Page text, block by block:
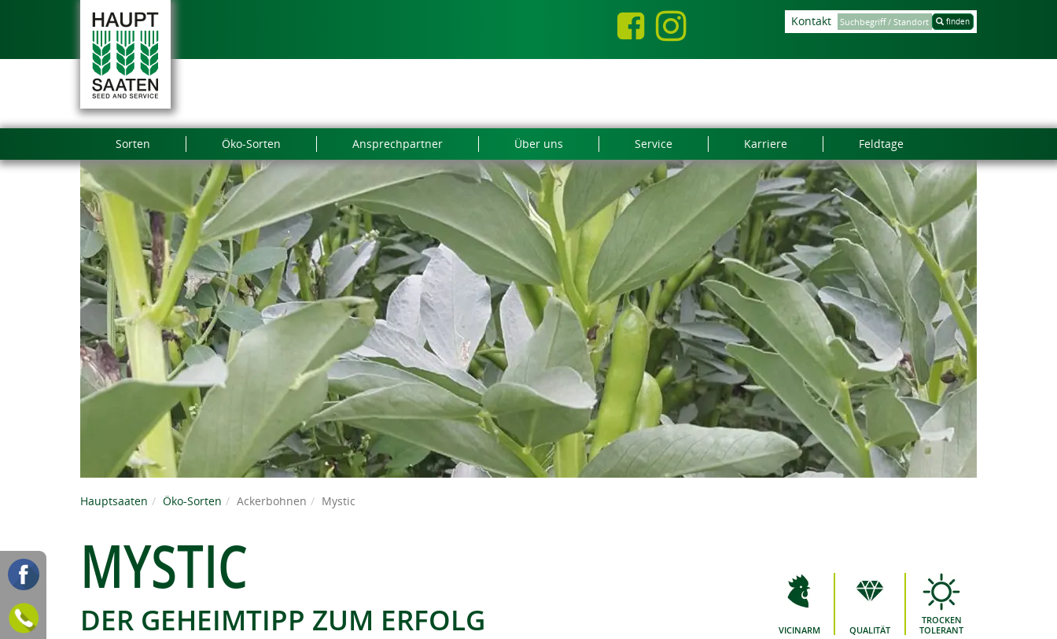
finden
Kontakt
Sorten Öko-Sorten Ansprechpartner Über uns Service Karriere Feldtage
Hauptsaaten Öko-Sorten Ackerbohnen Mystic
MYSTIC
DER GEHEIMTIPP ZUM ERFOLG VICINARM QUALITÄT
TROCKEN
TOLERANT